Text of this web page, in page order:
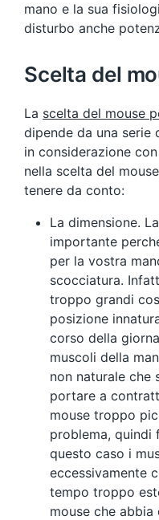
mano e la sua
disturbo anche
Scelta del
La scelta del mouse
dipende da una
in considerazione
nella scelta del
tenere da conto:
La dimensione.
importante
per la vostra
scocciatura.
troppo grandi
posizione
corso della
muscoli della
non naturale che
portare a
mouse troppo
problema, quindi
questo caso i
eccessivamente
tempo troppo
mouse che